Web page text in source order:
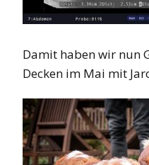
Damit haben wir nun
Decken im Mai mit